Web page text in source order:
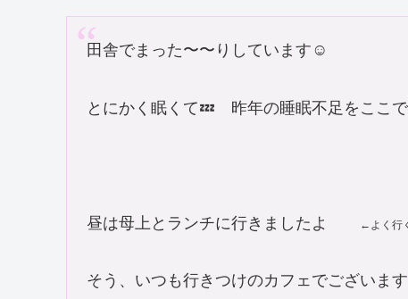
田舎でまった〜〜りしています☺️
とにかく眠くて💤 昨年の睡眠不足をここ
昼は母上とランチに行きましたよ ←よく行
そう、いつも行きつけのカフェでございま